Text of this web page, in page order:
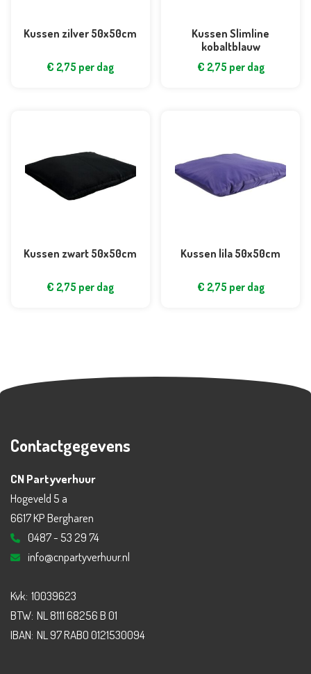
Kussen zilver 50x50cm
€ 2,75 per dag
Kussen Slimline
kobaltblauw
€ 2,75 per dag
Kussen zwart 50x50cm
€ 2,75 per dag
Kussen lila 50x50cm
€ 2,75 per dag
Contactgegevens
CN Partyverhuur
Hogeveld 5 a
6617 KP Bergharen
0487 - 53 29 74
info@cnpartyverhuur.nl
Kvk: 10039623
BTW: NL 8111 68256 B 01
IBAN: NL 97 RABO 0121530094